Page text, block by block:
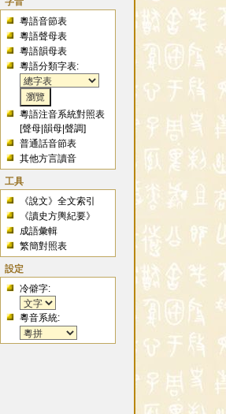
粵語音節表
粵語聲母表
粵語韻母表
粵語分類字表:
粵語注音系統對照表
[聲母 |韻母 |聲調]
普通話音節表
其他方言讀音
工具
《說文》全文索引
《讀史方輿紀要》
成語彙輯
繁簡對照表
設定
冷僻字:
粵音系統: